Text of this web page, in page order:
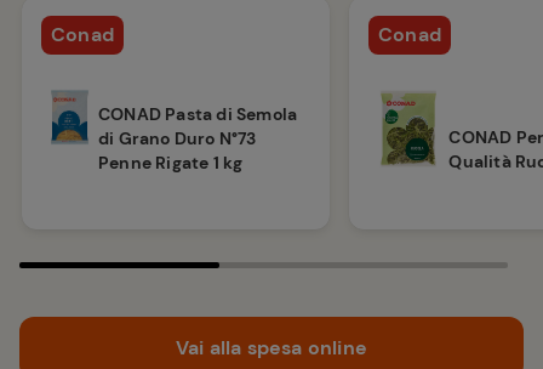
Conad
CONAD Pasta di Semola
di Grano Duro N°73
Penne Rigate 1 kg
Conad
CONAD
Qualità
Vai alla spesa online